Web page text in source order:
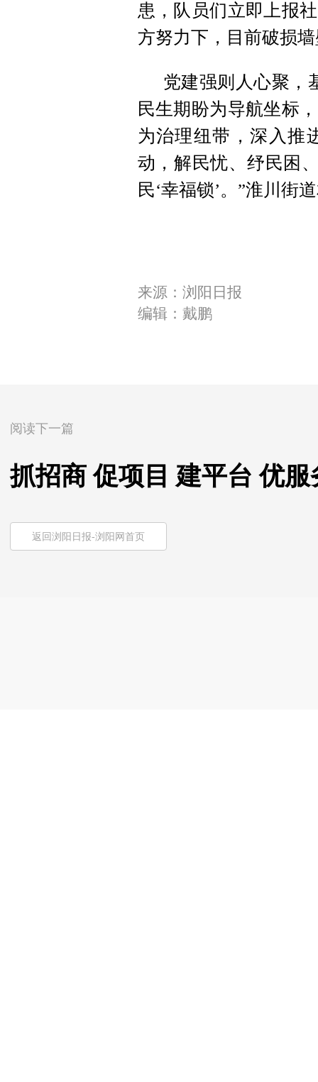
患，队员们立即上报
方努力下，目前破损
党建强则人心聚，
民生期盼为导航坐标
为治理纽带，深入推
动，解民忧、纾民困
民‘幸福锁’。”淮川街
来源：浏阳日报
编辑：戴鹏
阅读下一篇
抓招商 促项目 建平台 优
返回浏阳日报-浏阳网首页